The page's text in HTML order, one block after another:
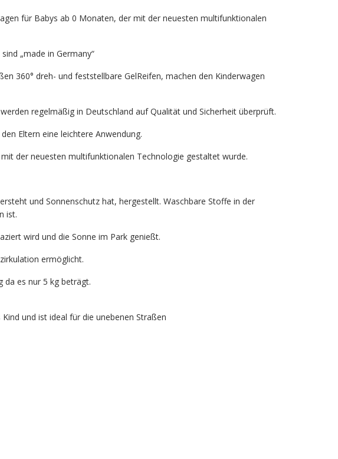
für Babys ab 0 Monaten, der mit der neuesten multifunktionalen
„made in Germany“
360° dreh- und feststellbare GelReifen, machen den Kinderwagen
regelmäßig in Deutschland auf Qualität und Sicherheit überprüft.
Eltern eine leichtere Anwendung.
der neuesten multifunktionalen Technologie gestaltet wurde.
und Sonnenschutz hat, hergestellt. Waschbare Stoffe in der
ist.
wird und die Sonne im Park genießt.
ermöglicht.
da es nur 5 kg beträgt.
und ist ideal für die unebenen Straßen